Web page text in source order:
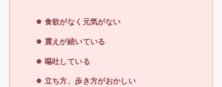
食欲がなく元気がない
震えが続いている
嘔吐している
立ち方、歩き方がおかしい